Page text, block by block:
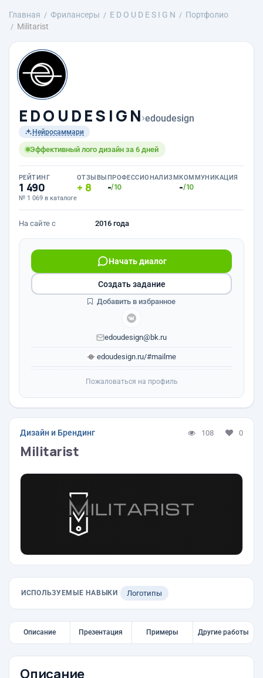
Главная Фрилансеры E D O U D E S I G N
Портфолио
Militarist
E D O U D E S I G N›edoudesign
Нейросаммари
Эффективный лого дизайн за 6 дней
РЕЙТИНГ
1 490
№ 1 069 в каталоге
ОТЗЫВЫ
8
ПРОФЕССИОНАЛИЗМ
-/10
КОММУНИКАЦИЯ
-/10
На сайте с 2016 года
Начать диалог
edoudesign@bk.ru
edoudesign.ru/#mailme
Создать задание
Добавить в избранное
Пожаловаться на профиль
Дизайн и Брендинг 108 0
Militarist
ИСПОЛЬЗУЕМЫЕ НАВЫКИ Логотипы
Описание Презентация Примеры Другие работы
Описание